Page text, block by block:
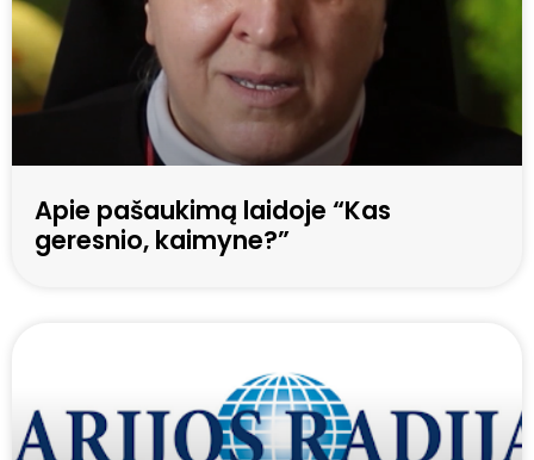
Apie pašaukimą laidoje “Kas
geresnio, kaimyne?”